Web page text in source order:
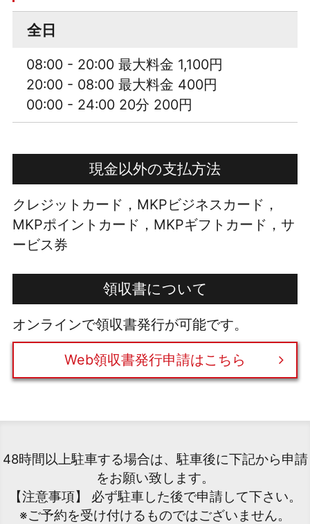
全日
08:00 - 20:00 最大料金 1,100円
20:00 - 08:00 最大料金 400円
00:00 - 24:00 20分 200円
現金以外の支払方法
クレジットカード，MKPビジネスカード，
MKPポイントカード，MKPギフトカード，サ
ービス券
領収書について
オンラインで領収書発行が可能です。
Web領収書発行申請はこちら
48時間以上駐車する場合は、駐車後に下記から申請
をお願い致します。
【注意事項】 必ず駐車した後で申請して下さい。
※ご予約を受け付けるものではございません。